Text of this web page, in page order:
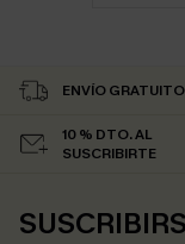
ENVÍO GRATUITO
10 % DTO. AL
SUSCRIBIRTE